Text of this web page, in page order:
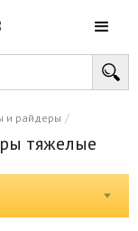
и райдеры /
тяжелые